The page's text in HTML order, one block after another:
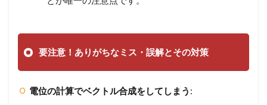
要注意！ありがちなミス・誤解とその対策
電位の計算でベクトル合成をしてしまう :